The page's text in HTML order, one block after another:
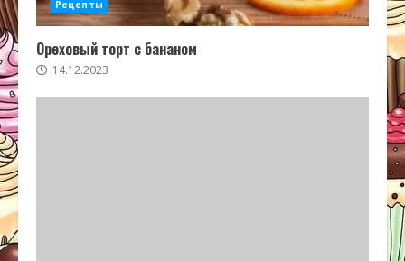
Рецепты
Ореховый торт с бананом
14.12.2023